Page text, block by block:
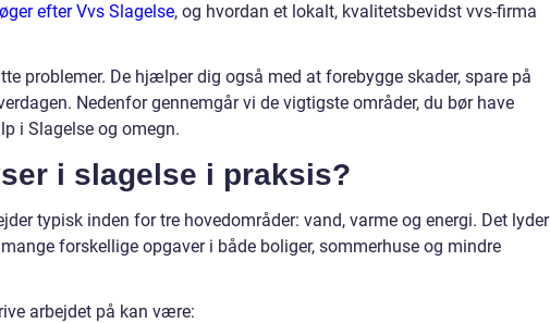
efter Vvs Slagelse, og hvordan et lokalt, kvalitetsbevidst vvs-firma
problemer. De hjælper dig også med at forebygge skader, spare på
Nedenfor gennemgår vi de vigtigste områder, du bør have
i Slagelse og omegn.
i slagelse i praksis?
typisk inden for tre hovedområder: vand, varme og energi. Det lyder
forskellige opgaver i både boliger, sommerhuse og mindre
arbejdet på kan være: